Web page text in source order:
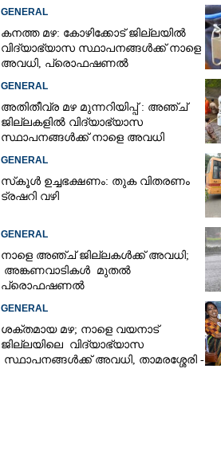
GENERAL
കനത്ത മഴ: കോഴിക്കോട് ജില്ലയിൽ
വിദ്യാഭ്യാസ സ്ഥാപനങ്ങൾക്ക് നാളെ
അവധി,​ പ്രൊഫഷണൽ
GENERAL
അതിതീവ്ര മഴ മുന്നറിയിപ്പ് : അഞ്ച്
ജില്ലകളിൽ വിദ്യാഭ്യാസ
സ്ഥാപനങ്ങൾക്ക് നാളെ അവധി
GENERAL
സ്‌കൂൾ ഉച്ചഭക്ഷണം: തുക വിതരണം
ട്രഷറി വഴി
GENERAL
നാളെ അഞ്ച് ജില്ലകൾക്ക് അവധി;
അങ്കണവാടികൾ മുതൽ
പ്രൊഫഷണൽ
GENERAL
ശക്തമായ മഴ; നാളെ വയനാട്
ജില്ലയിലെ വിദ്യാഭ്യാസ
സ്ഥാപനങ്ങൾക്ക് അവധി, താമരശ്ശേരി -
മാറ്റാൻ അഞ്ച് വഴികൾ